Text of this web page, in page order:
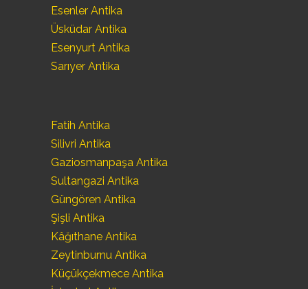
Esenler Antika
Üsküdar Antika
Esenyurt Antika
Sarıyer Antika
Fatih Antika
Silivri Antika
Gaziosmanpaşa Antika
Sultangazi Antika
Güngören Antika
Şişli Antika
Kâğıthane Antika
Zeytinburnu Antika
Küçükçekmece Antika